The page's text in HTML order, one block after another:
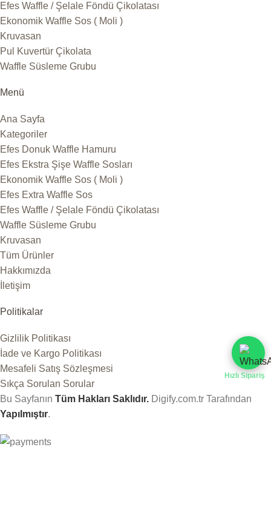
Efes Waffle / Şelale Föndü Çikolatası
Ekonomik Waffle Sos ( Moli )
Kruvasan
Pul Kuvertür Çikolata
Waffle Süsleme Grubu
Menü
Ana Sayfa
Kategoriler
Efes Donuk Waffle Hamuru
Efes Ekstra Şişe Waffle Sosları
Ekonomik Waffle Sos ( Moli )
Efes Extra Waffle Sos
Efes Waffle / Şelale Föndü Çikolatası
Waffle Süsleme Grubu
Kruvasan
Tüm Ürünler
Hakkımızda
İletişim
Politikalar
Gizlilik Politikası
İade ve Kargo Politikası
Mesafeli Satış Sözleşmesi
Sıkça Sorulan Sorular
Bu Sayfanın Tüm Hakları Saklıdır. Digify.com.tr Tarafından
Yapılmıştır.
Hızlı Sipariş